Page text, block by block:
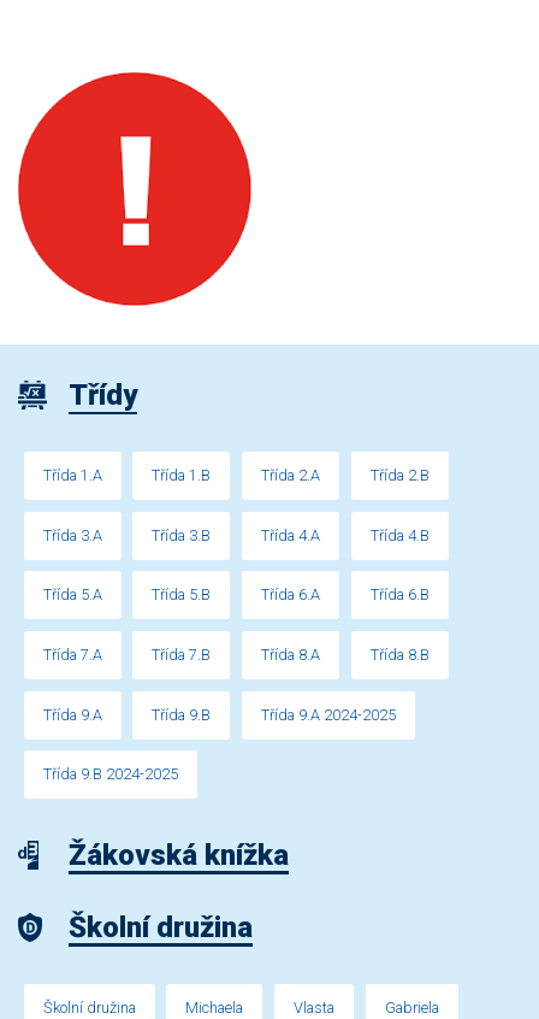
Třídy
Třída 1.A Třída 1.B Třída 2.A Třída 2.B
Třída 3.A Třída 3.B Třída 4.A Třída 4.B
Třída 5.A Třída 5.B Třída 6.A Třída 6.B
Třída 7.A Třída 7.B Třída 8.A Třída 8.B
Třída 9.A Třída 9.B Třída 9.A 2024-2025
Třída 9.B 2024-2025
Žákovská knížka
Školní družina
Školní družina Michaela Vlasta Gabriela